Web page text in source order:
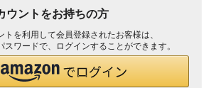
ウントをお持ちの方
トを利用して会員登録されたお客様は、
スワードで、ログインすることができます。